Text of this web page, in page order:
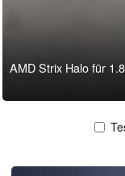
AMD Strix Halo für